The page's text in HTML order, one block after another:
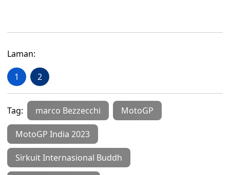
Laman:
1 2
Tag: marco Bezzecchi MotoGP
MotoGP India 2023
Sirkuit Internasional Buddh